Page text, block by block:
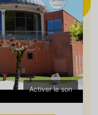
Activer le son